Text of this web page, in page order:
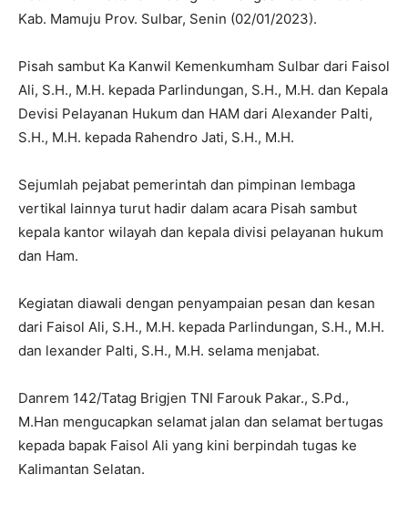
Kab. Mamuju Prov. Sulbar, Senin (02/01/2023).
Pisah sambut Ka Kanwil Kemenkumham Sulbar dari Faisol
Ali, S.H., M.H. kepada Parlindungan, S.H., M.H. dan Kepala
Devisi Pelayanan Hukum dan HAM dari Alexander Palti,
S.H., M.H. kepada Rahendro Jati, S.H., M.H.
Sejumlah pejabat pemerintah dan pimpinan lembaga
vertikal lainnya turut hadir dalam acara Pisah sambut
kepala kantor wilayah dan kepala divisi pelayanan hukum
dan Ham.
Kegiatan diawali dengan penyampaian pesan dan kesan
dari Faisol Ali, S.H., M.H. kepada Parlindungan, S.H., M.H.
dan lexander Palti, S.H., M.H. selama menjabat.
Danrem 142/Tatag Brigjen TNI Farouk Pakar., S.Pd.,
M.Han mengucapkan selamat jalan dan selamat bertugas
kepada bapak Faisol Ali yang kini berpindah tugas ke
Kalimantan Selatan.